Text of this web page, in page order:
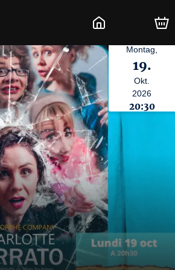
Montag,
19.
Okt.
2026
20:30